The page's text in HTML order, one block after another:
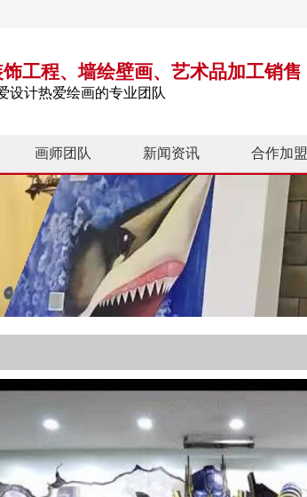
工程、墙绘壁画、艺术品加工销售
设计热爱绘画的专业团队
画师团队 新闻资讯 合作加盟